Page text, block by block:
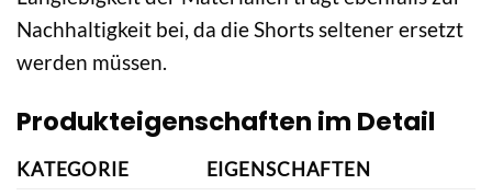
Nachhaltigkeit bei, da die Shorts seltener ersetzt
werden müssen.
Produkteigenschaften im Detail
KATEGORIE EIGENSCHAFTEN